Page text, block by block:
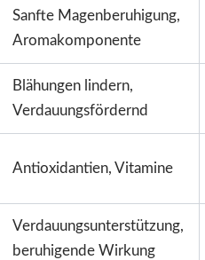
Sanfte Magenberuhigung,
Aromakomponente
Blähungen lindern,
Verdauungsfördernd
Antioxidantien, Vitamine
Verdauungsunterstützung,
beruhigende Wirkung